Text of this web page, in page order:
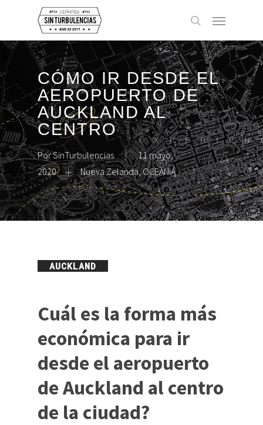
main
content
buscar
CÓMO IR DESDE EL
AEROPUERTO DE
AUCKLAND AL
CENTRO
PorSinTurbulencias
11 mayo,
2020
Nueva Zelanda,OCEANIA
AUCKLAND
Cuál es la forma más
económica para ir
desde el aeropuerto
de Auckland al centro
de la ciudad?